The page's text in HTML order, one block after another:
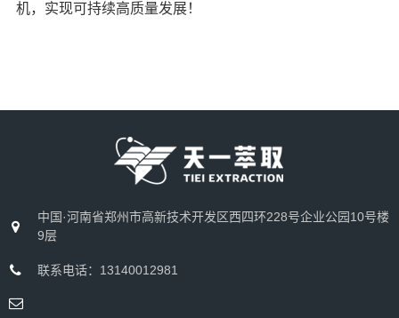
机，实现可持续高质量发展！
中国·河南省郑州市高新技术开发区西四环228号企业公园10号楼
9层
联系电话：13140012981